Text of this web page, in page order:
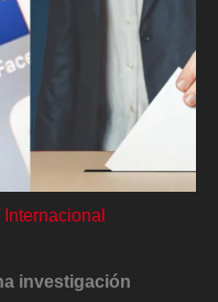
Internacional
investigación